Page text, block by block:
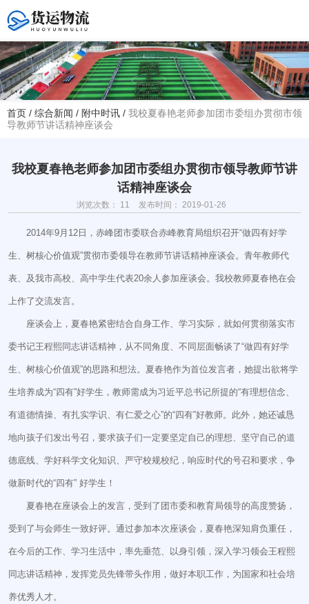
您好！欢迎访问赤峰大学附属中学官方网站！
学校地址
赤峰市红山区大新地路29号
首页 / 综合新闻 / 附中时讯 / 我校夏春艳老师参加团市委组办贯彻市领
导教师节讲话精神座谈会
我校夏春艳老师参加团市委组办贯彻市领导教师节讲
话精神座谈会
浏览次数： 11 发布时间： 2019-01-26
2014年9月12日，赤峰团市委联合赤峰教育局组织召开“做四有好学
生、树核心价值观”贯彻市委领导在教师节讲话精神座谈会。青年教师代
表、及我市高校、高中学生代表20余人参加座谈会。我校教师夏春艳在会
上作了交流发言。
座谈会上，夏春艳紧密结合自身工作、学习实际，就如何贯彻落实市
委书记王程熙同志讲话精神，从不同角度、不同层面畅谈了“做四有好学
生、树核心价值观”的思路和想法。夏春艳作为首位发言者，她提出欲将学
生培养成为“四有”好学生，教师需成为习近平总书记所提的“有理想信念、
有道德情操、有扎实学识、有仁爱之心”的“四有”好教师。此外，她还诚恳
地向孩子们发出号召，要求孩子们一定要坚定自己的理想、坚守自己的道
德底线、学好科学文化知识、严守校规校纪，响应时代的号召和要求，争
做新时代的“四有” 好学生！
夏春艳在座谈会上的发言，受到了团市委和教育局领导的高度赞扬，
受到了与会师生一致好评。通过参加本次座谈会，夏春艳深知肩负重任，
在今后的工作、学习生活中，率先垂范、以身引领，深入学习领会王程熙
同志讲话精神，发挥党员先锋带头作用，做好本职工作，为国家和社会培
养优秀人才。